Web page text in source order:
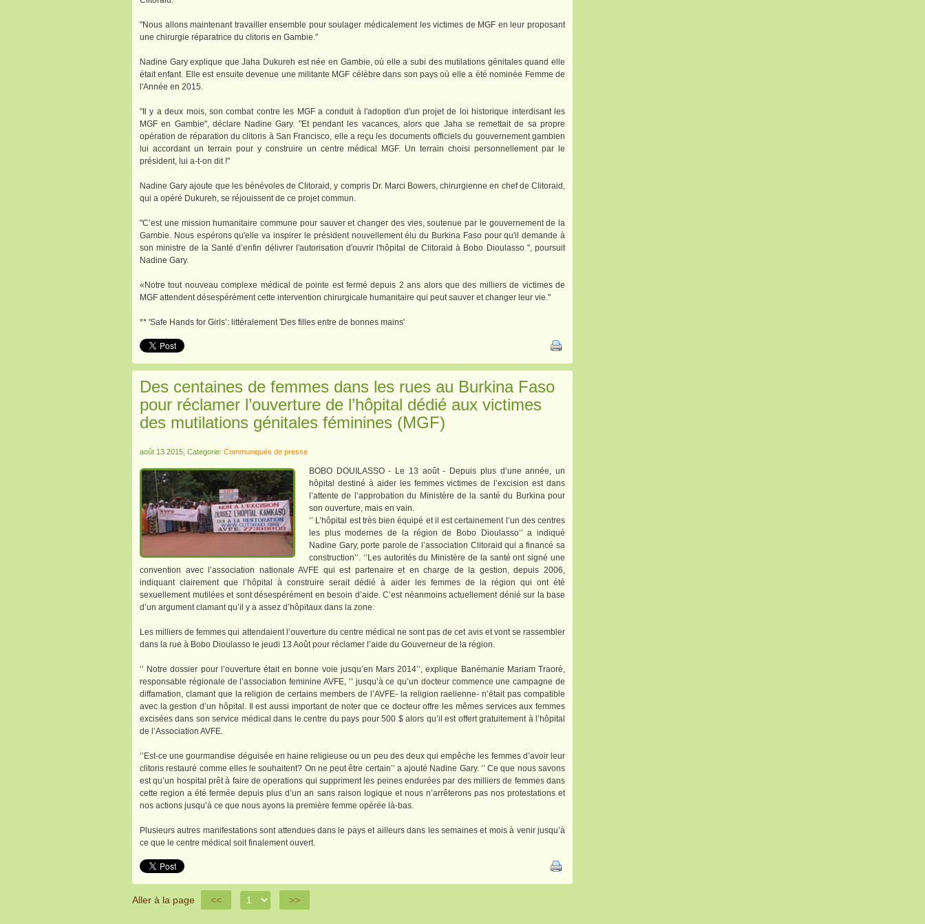
"Nous allons maintenant travailler ensemble pour soulager médicalement les victimes de MGF en leur proposant
une chirurgie réparatrice du clitoris en Gambie."
Nadine Gary explique que Jaha Dukureh est née en Gambie, où elle a subi des mutilations génitales quand elle
était enfant. Elle est ensuite devenue une militante MGF célèbre dans son pays où elle a été nominée Femme de
l'Année en 2015.
"Il y a deux mois, son combat contre les MGF a conduit à l'adoption d'un projet de loi historique interdisant les
MGF en Gambie", déclare Nadine Gary. "Et pendant les vacances, alors que Jaha se remettait de sa propre
opération de réparation du clitoris à San Francisco, elle a reçu les documents officiels du gouvernement gambien
lui accordant un terrain pour y construire un centre médical MGF. Un terrain choisi personnellement par le
président, lui a-t-on dit !"
Nadine Gary ajoute que les bénévoles de Clitoraid, y compris Dr. Marci Bowers, chirurgienne en chef de Clitoraid,
qui a opéré Dukureh, se réjouissent de ce projet commun.
"C’est une mission humanitaire commune pour sauver et changer des vies, soutenue par le gouvernement de la
Gambie. Nous espérons qu'elle va inspirer le président nouvellement élu du Burkina Faso pour qu'il demande à
son ministre de la Santé d’enfin délivrer l'autorisation d'ouvrir l'hôpital de Clitoraid à Bobo Dioulasso ", poursuit
Nadine Gary.
«Notre tout nouveau complexe médical de pointe est fermé depuis 2 ans alors que des milliers de victimes de
MGF attendent désespérément cette intervention chirurgicale humanitaire qui peut sauver et changer leur vie."
** 'Safe Hands for Girls’: littéralement 'Des filles entre de bonnes mains'
Des centaines de femmes dans les rues au Burkina Faso
pour réclamer l’ouverture de l’hôpital dédié aux victimes
des mutilations génitales féminines (MGF)
août 13 2015, Categorie: Communiqués de presse
BOBO DOUILASSO - Le 13 août - Depuis plus d’une année, un
hôpital destiné à aider les femmes victimes de l’excision est dans
l’attente de l’approbation du Ministère de la santé du Burkina pour
son ouverture, mais en vain.
‘’ L’hôpital est très bien équipé et il est certainement l’un des centres
les plus modernes de la région de Bobo Dioulasso’’ a indiqué
Nadine Gary, porte parole de l’association Clitoraid qui a financé sa
construction’’. ‘’Les autorités du Ministère de la santé ont signé une
convention avec l’association nationale AVFE qui est partenaire et en charge de la gestion, depuis 2006,
indiquant clairement que l’hôpital à construire serait dédié à aider les femmes de la région qui ont été
sexuellement mutilées et sont désespérément en besoin d’aide. C’est néanmoins actuellement dénié sur la base
d’un argument clamant qu’il y a assez d’hôpitaux dans la zone.
Les milliers de femmes qui attendaient l’ouverture du centre médical ne sont pas de cet avis et vont se rassembler
dans la rue à Bobo Dioulasso le jeudi 13 Août pour réclamer l’aide du Gouverneur de la région.
‘’ Notre dossier pour l’ouverture était en bonne voie jusqu’en Mars 2014’’, explique Banémanie Mariam Traoré,
responsable régionale de l’association feminine AVFE, ‘’ jusqu’à ce qu’un docteur commence une campagne de
diffamation, clamant que la religion de certains members de l’AVFE- la religion raelienne- n’était pas compatible
avec la gestion d’un hôpital. Il est aussi important de noter que ce docteur offre les mêmes services aux femmes
excisées dans son service médical dans le centre du pays pour 500 $ alors qu’il est offert gratuitement à l’hôpital
de l’Association AVFE.
‘’Est-ce une gourmandise déguisée en haine religieuse ou un peu des deux qui empêche les femmes d’avoir leur
clitoris restauré comme elles le souhaitent? On ne peut être certain’’ a ajouté Nadine Gary. ‘’ Ce que nous savons
est qu’un hospital prêt à faire de operations qui suppriment les peines endurées par des milliers de femmes dans
cette region a été fermée depuis plus d’un an sans raison logique et nous n’arrêterons pas nos protestations et
nos actions jusqu’à ce que nous ayons la première femme opérée là-bas.
Plusieurs autres manifestations sont attendues dans le pays et ailleurs dans les semaines et mois à venir jusqu’à
ce que le centre médical soit finalement ouvert.
Aller à la page << >>